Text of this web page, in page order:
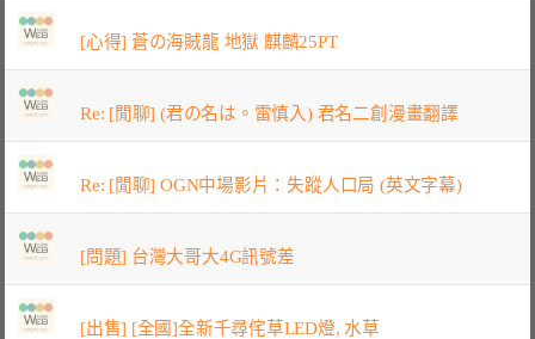
[心得] 蒼の海賊龍 地獄 麒麟25PT
Re: [閒聊] (君の名は。雷慎入) 君名二創漫畫翻譯
Re: [閒聊] OGN中場影片：失蹤人口局 (英文字幕)
[問題] 台灣大哥大4G訊號差
[出售] [全國]全新千尋侘草LED燈, 水草